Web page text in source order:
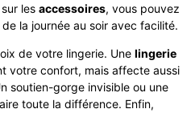
les accessoires, vous pouvez
la journée au soir avec facilité.
de votre lingerie. Une lingerie
votre confort, mais affecte aussi
soutien-gorge invisible ou une
toute la différence. Enfin,